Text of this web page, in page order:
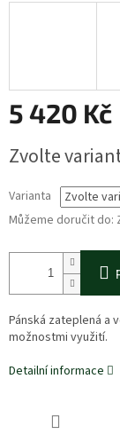
5 420 Kč
cena:
Zvolte
Varianta
Můžeme doručit do:
Pánská zateplená a
možnostmi využití.
Detailní informace